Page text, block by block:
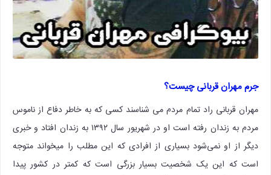
جرم مهران قربانی چیست؟
مهران قربانی راد تمام مردم می شناسند کسی که به خاطر دفاع از ناموس
مردم به زندان رفته است او در شهریور سال ۱۳۹۲ به زندان افتاد و خبری
دیگر از او نمی‌شود بسیاری از افرادی که این مطلب را میخواند متوجه
است که این یک شخصیت بسیار بزرگی است که کمتر در کشور پیدا